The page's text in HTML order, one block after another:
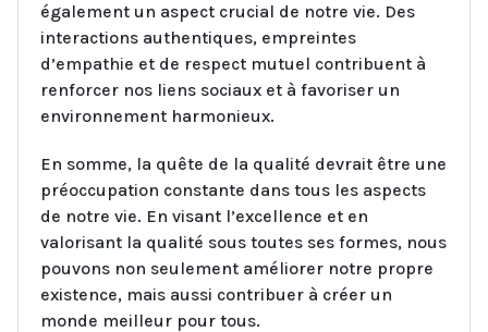
également un aspect crucial de notre vie. Des
interactions authentiques, empreintes
d’empathie et de respect mutuel contribuent à
renforcer nos liens sociaux et à favoriser un
environnement harmonieux.
En somme, la quête de la qualité devrait être une
préoccupation constante dans tous les aspects
de notre vie. En visant l’excellence et en
valorisant la qualité sous toutes ses formes, nous
pouvons non seulement améliorer notre propre
existence, mais aussi contribuer à créer un
monde meilleur pour tous.